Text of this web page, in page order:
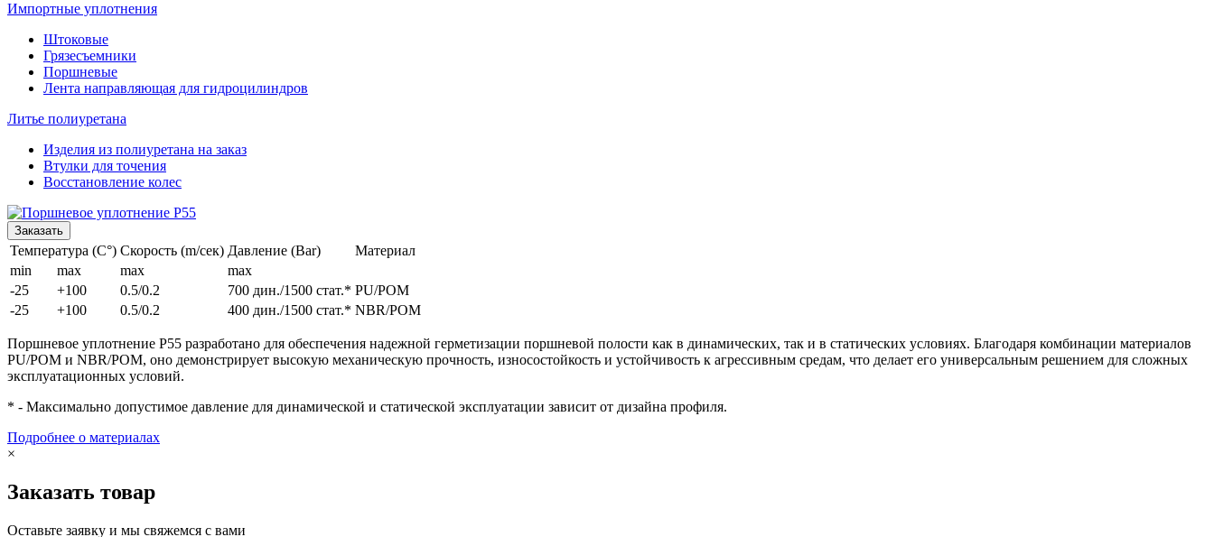
Импортные уплотнения
Штоковые
Грязесъемники
Поршневые
Лента направляющая для гидроцилиндров
Литье полиуретана
Изделия из полиуретана на заказ
Втулки для точения
Восстановление колес
Заказать
Температура (C°) Скорость (m/сек) Давление (Bar)
Материал
min
max max
max
-25
+100 0.5/0.2 700 дин./1500 стат.* PU/POM
-25
+100 0.5/0.2 400 дин./1500 стат.* NBR/POM
Поршневое уплотнение P55 разработано для обеспечения надежной герметизации поршневой полости как в динамических, так и в статических условиях. Благодаря комбинации материалов
PU/POM и NBR/POM, оно демонстрирует высокую механическую прочность, износостойкость и устойчивость к агрессивным средам, что делает его универсальным решением для сложных
эксплуатационных условий.
* - Максимально допустимое давление для динамической и статической эксплуатации зависит от дизайна профиля.
Подробнее о материалах
×
Заказать товар
Оставьте заявку и мы свяжемся с вами